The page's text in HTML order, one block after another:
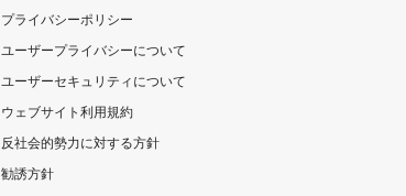
プライバシーポリシー
ユーザープライバシーについて
ユーザーセキュリティについて
ウェブサイト利用規約
反社会的勢力に対する方針
勧誘方針